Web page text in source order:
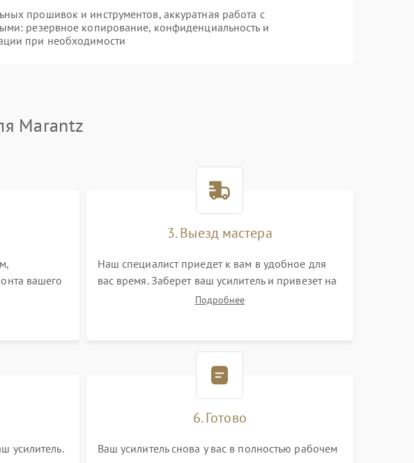
прошивок и инструментов, аккуратная работа с
резервное копирование, конфиденциальность и
при необходимости
Marantz
вашего
вопросы.
3. Выезд мастера
Наш специалист приедет к вам в удобное для
вас время. Заберет ваш усилитель и привезет на
склад для диагностики.Подробнее
усилитель.
6. Готово
Ваш усилитель снова у вас в полностью рабочем